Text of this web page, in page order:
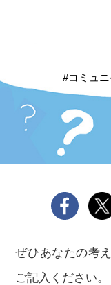
#コミュ
ぜひあなたの考
ご記入ください。